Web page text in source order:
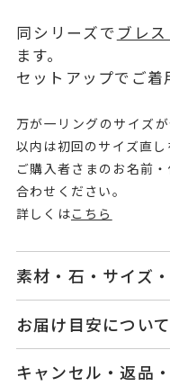
同シリーズで ブレ
ます。
セットアップでご着
万が一リングのサイズ
以内は初回のサイズ直し
ご購入者さまのお名前
合わせください。
詳しくはこちら
素材・石・サイズ
品番
素材
K10
お届け目安について
せ。
キャンセル・返品